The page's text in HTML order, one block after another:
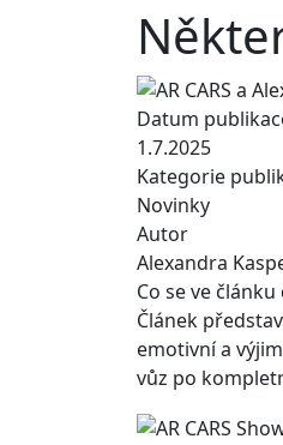
Datum
1.7.2025
Kategorie
Novinky
Autor
Alexandra
Co se ve
Článek
emotivní a
vůz po